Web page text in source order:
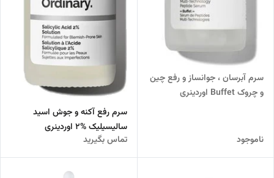
سرم آبرسان ، جوانساز و رفع چین
و چروک Buffet اوردینری
ناموجود
سرم رفع آکنه و جوش اسید
سالیسیلیک %2 اوردینری
تماس بگیرید